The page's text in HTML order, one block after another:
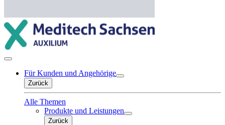
Für Kunden und Angehörige
Zurück
Alle Themen
Produkte und Leistungen
Zurück